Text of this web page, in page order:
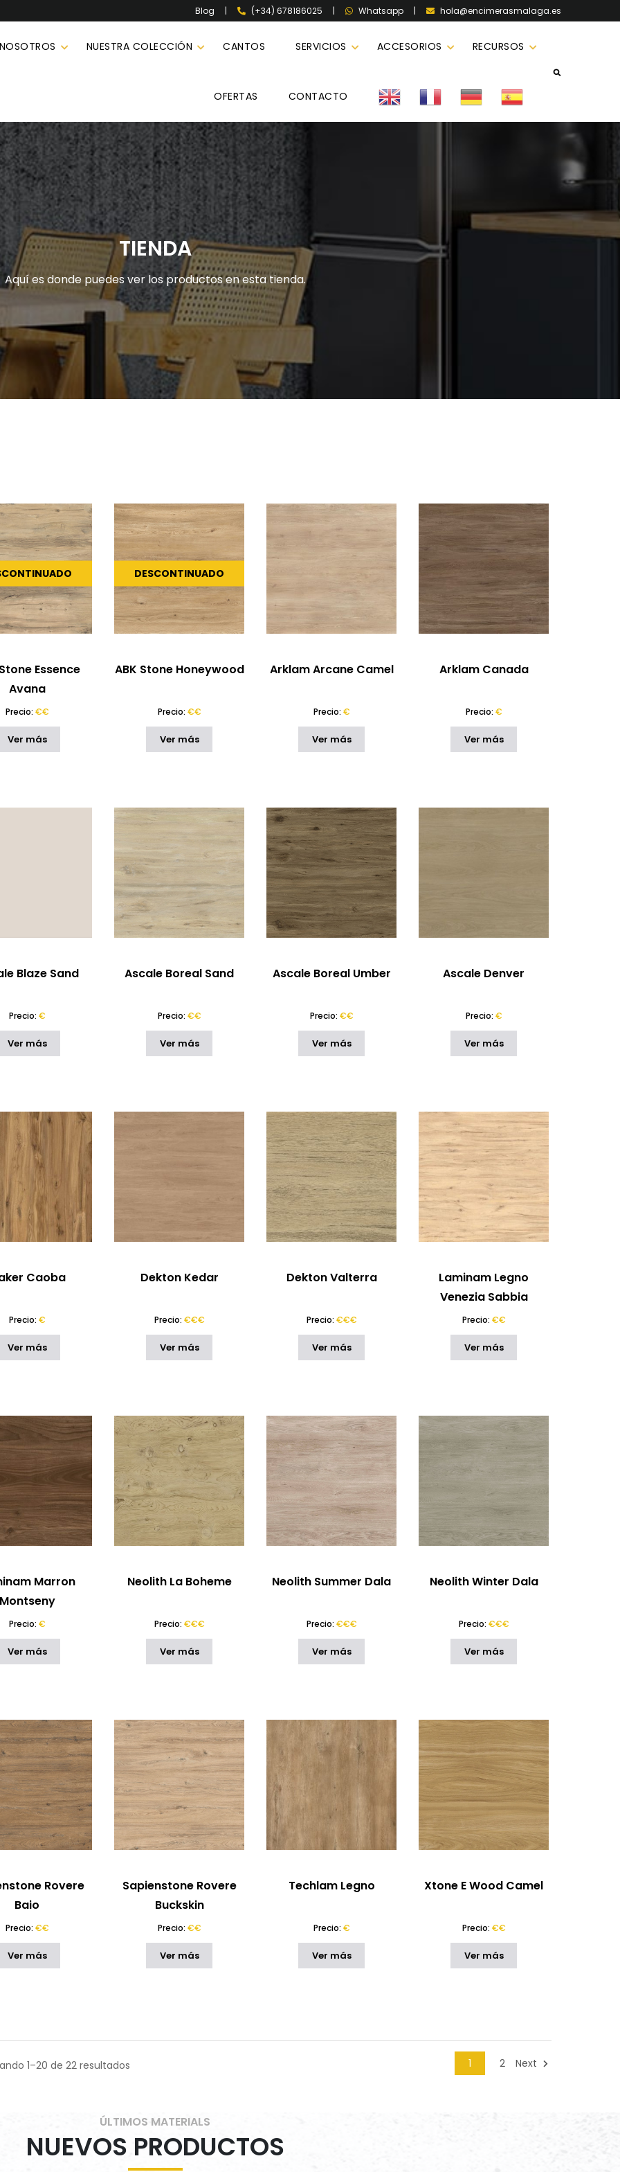
Blog | (+34) 678186025 | Whatsapp | hola@encimerasmalaga.es
NUESTRA COLECCIÓN CANTOS SERVICIOS ACCESORIOS RECURSOS
OFERTAS CONTACTO
TIENDA
Aquí es donde puedes ver los productos en esta tienda.
Essence
Avana
Precio: €€
Ver más
DESCONTINUADO
ABK Stone Honeywood
Precio: €€
Ver más
Arklam Arcane Camel
Precio: €
Ver más
Arklam Canada
Precio: €
Ver más
Blaze Sand
Precio: €
Ver más
Ascale Boreal Sand
Precio: €€
Ver más
Ascale Boreal Umber
Precio: €€
Ver más
Ascale Denver
Precio: €
Ver más
Caoba
Precio: €
Ver más
Dekton Kedar
Precio: €€€
Ver más
Dekton Valterra
Precio: €€€
Ver más
Laminam Legno
Venezia Sabbia
Precio: €€
Ver más
Marron
Precio: €
Ver más
Neolith La Boheme
Precio: €€€
Ver más
Neolith Summer Dala
Precio: €€€
Ver más
Neolith Winter Dala
Precio: €€€
Ver más
Rovere
Baio
Precio: €€
Ver más
Sapienstone Rovere
Buckskin
Precio: €€
Ver más
Techlam Legno
Precio: €
Ver más
Xtone E Wood Camel
Precio: €€
Ver más
1 2 Next
1–20 de 22 resultados
ÚLTIMOS MATERIALS
NUEVOS PRODUCTOS